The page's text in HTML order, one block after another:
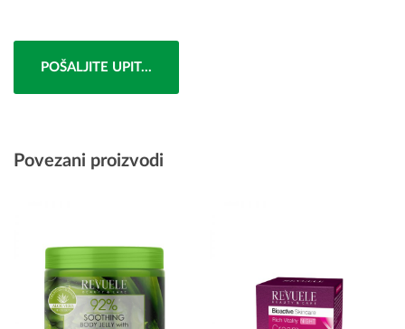
POŠALJITE UPIT...
Povezani proizvodi